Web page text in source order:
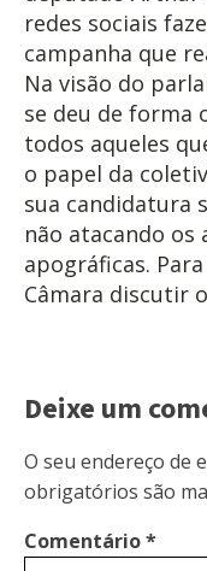
redes sociais
campanha que
Na visão do
se deu de forma
todos aqueles
o papel da
sua candidatura
não atacando os
apográficas.
Câmara discutir
Deixe um
O seu endereço de
obrigatórios são
Comentário*